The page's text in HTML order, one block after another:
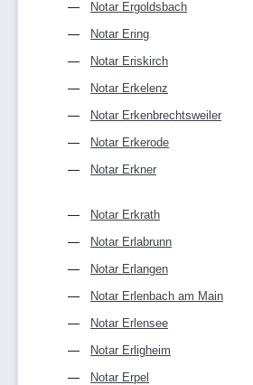
Notar Ergoldsbach
Notar Ering
Notar Eriskirch
Notar Erkelenz
Notar Erkenbrechtsweiler
Notar Erkerode
Notar Erkner
Notar Erkrath
Notar Erlabrunn
Notar Erlangen
Notar Erlenbach am Main
Notar Erlensee
Notar Erligheim
Notar Erpel